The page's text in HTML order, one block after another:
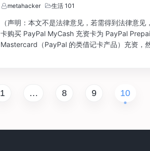
metahacker 生活 101
（声明：本文不是法律意见，若需得到法律意
卡购买 PayPal MyCash 充资卡为 PayPal
Mastercard（PayPal 的类借记卡产品）充资，
1 … 8 9 10